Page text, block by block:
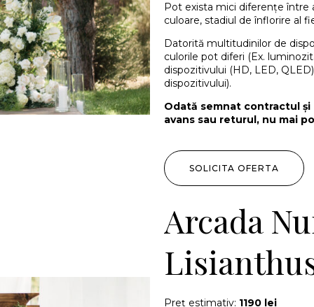
Pot exista mici diferențe între
culoare, stadiul de înflorire al
Datorită multitudinilor de
culorile pot diferi (Ex.
dispozitivului (HD, LED,
dispozitivului).
Odată semnat contractul
avans sau returul, nu mai
SOLICITA OFERTA
Arcada
Preț estimativ: 1190 lei